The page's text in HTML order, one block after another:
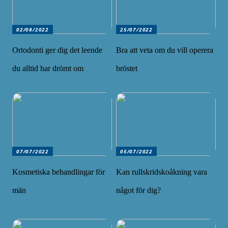
02/08/2022
Ortodonti ger dig det leende
du alltid har drömt om
25/07/2022
Bra att veta om du vill operera
bröstet
07/07/2022
Kosmetiska behandlingar för
män
05/07/2022
Kan rullskridskoåkning vara
något för dig?